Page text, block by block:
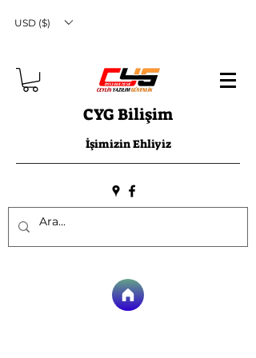
USD ($)
CYG Bilişim
İşimizin Ehliyiz